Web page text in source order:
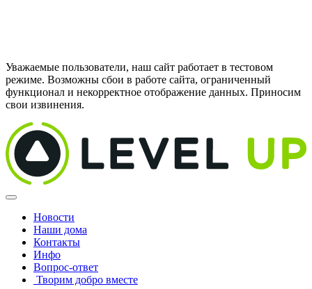
Уважаемые пользователи, наш сайт работает в тестовом
режиме. Возможны сбои в работе сайта, ограниченный
функционал и некорректное отображение данных. Приносим
свои извинения.
Новости
Наши дома
Контакты
Инфо
Вопрос-ответ
Творим добро вместе